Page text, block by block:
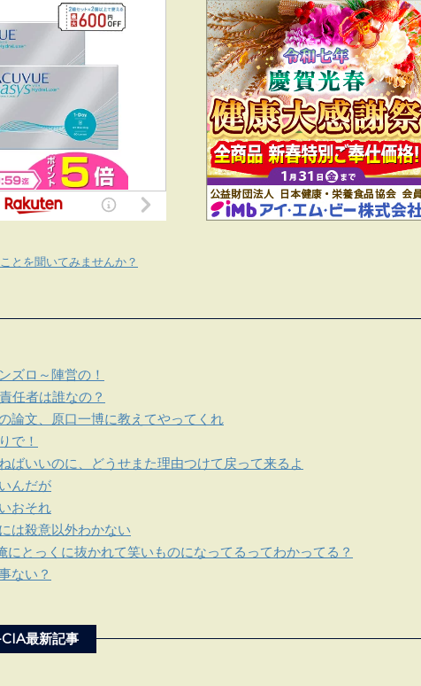
とを聞いてみませんか？
ズロ～陣営の！
任者は誰なの？
論文、原口一博に教えてやってくれ
で！
ばいいのに、どうせまた理由つけて戻って来るよ
んだが
おそれ
は殺意以外わかない
にとっくに抜かれて笑いものになってるってわかってる？
ない？
最新記事